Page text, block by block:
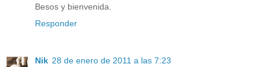
Besos y bienvenida.
Responder
Nik 28 de enero de 2011 a las 7:23